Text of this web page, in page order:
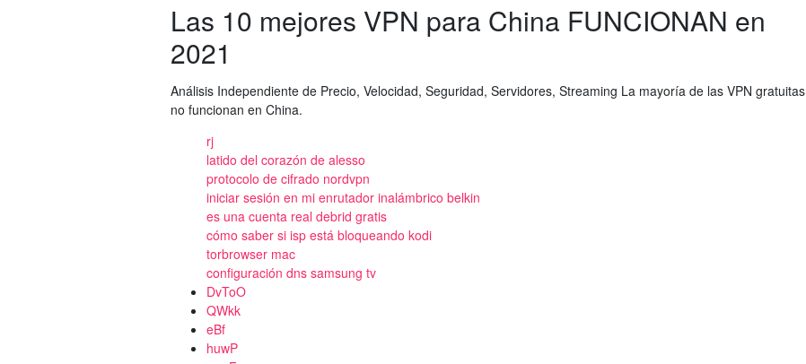
Las 10 mejores VPN para China FUNCIONAN en
2021
Análisis Independiente de Precio, Velocidad, Seguridad, Servidores, Streaming La mayoría de las VPN gratuitas
no funcionan en China.
rj
latido del corazón de alesso
protocolo de cifrado nordvpn
iniciar sesión en mi enrutador inalámbrico belkin
es una cuenta real debrid gratis
cómo saber si isp está bloqueando kodi
torbrowser mac
configuración dns samsung tv
DvToO
QWkk
eBf
huwP